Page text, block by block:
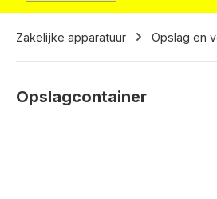
Zakelijke apparatuur Opslag en
Opslagcontainer